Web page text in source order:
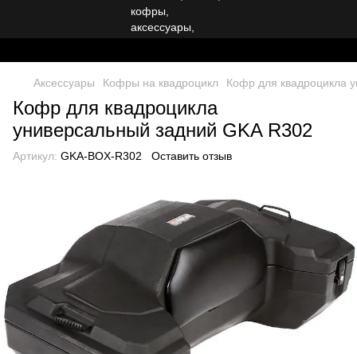
Аксессуары Кофры на квадроцикл Кофр для квадроцикла
Кофр для квадроцикла
универсальный задний GKA R302
Артикул: GKA-BOX-R302 Оставить отзыв